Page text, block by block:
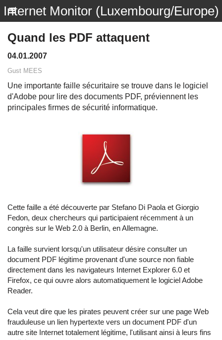
Internet Monitor (Luxembourg/Europe)
Quand les PDF attaquent
04.01.2007
Gust MEES
Une importante faille sécuritaire se trouve dans le logiciel
d'Adobe pour lire des documents PDF, préviennent les
principales firmes de sécurité informatique.
Cette faille a été découverte par Stefano Di Paola et Giorgio
Fedon, deux chercheurs qui participaient récemment à un
congrès sur le Web 2.0 à Berlin, en Allemagne.
La faille survient lorsqu'un utilisateur désire consulter un
document PDF légitime provenant d'une source non fiable
directement dans les navigateurs Internet Explorer 6.0 et
Firefox, ce qui ouvre alors automatiquement le logiciel Adobe
Reader.
Cela veut dire que les pirates peuvent créer sur une page Web
frauduleuse un lien hypertexte vers un document PDF d'un
autre site Internet totalement légitime, l'utilisant ainsi à leurs fins